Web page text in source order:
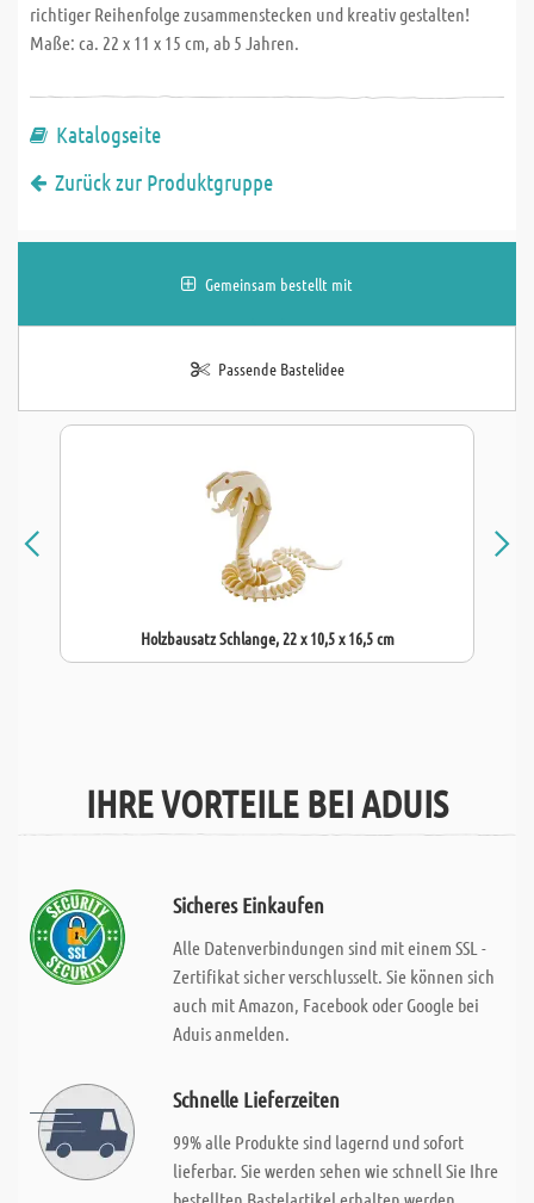
richtiger Reihenfolge zusammenstecken und kreativ gestalten!
Maße: ca. 22 x 11 x 15 cm, ab 5 Jahren.
Katalogseite
Zurück zur Produktgruppe
Gemeinsam bestellt mit
Passende Bastelidee
Holzbausatz Schlange, 22 x 10,5 x 16,5 cm
IHRE VORTEILE BEI ADUIS
Sicheres Einkaufen
Alle Datenverbindungen sind mit einem SSL -
Zertifikat sicher verschlusselt. Sie können sich
auch mit Amazon, Facebook oder Google bei
Aduis anmelden.
Schnelle Lieferzeiten
99% alle Produkte sind lagernd und sofort
lieferbar. Sie werden sehen wie schnell Sie Ihre